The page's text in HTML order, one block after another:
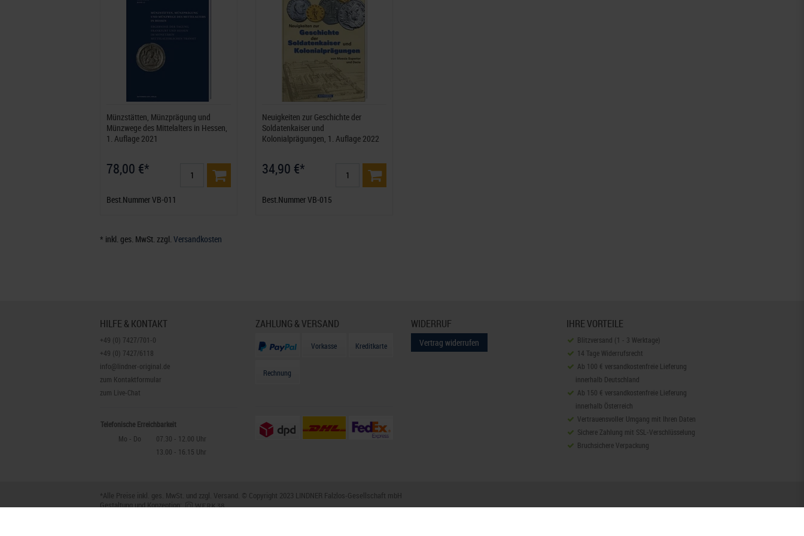
Münzstätten, Münzprägung und
Münzwege des Mittelalters in Hessen,
1. Auflage 2021
78,00 €*
Best.Nummer VB-011
Neuigkeiten zur Geschichte der
Soldatenkaiser und
Kolonialprägungen, 1. Auflage 2022
34,90 €*
Best.Nummer VB-015
* inkl. ges. MwSt. zzgl. Versandkosten
HILFE & KONTAKT
+49 (0) 7427/701-0
+49 (0) 7427/6118
info@lindner-original.de
zum Kontaktformular
zum Live-Chat
Telefonische Erreichbarkeit
Mo - Do
07.30 - 12.00 Uhr
13.00 - 16.15 Uhr
ZAHLUNG & VERSAND
Vorkasse Kreditkarte
Rechnung
WIDERRUF
Vertrag widerrufen
IHRE VORTEILE
Blitzversand (1 - 3 Werktage)
14 Tage Widerrufsrecht
Ab 100 € versandkostenfreie Lieferung
innerhalb Deutschland
Ab 150 € versandkostenfreie Lieferung
innerhalb Österreich
Vertrauensvoller Umgang mit Ihren Daten
Sichere Zahlung mit SSL-Verschlüsselung
Bruchsichere Verpackung
*Alle Preise inkl. ges. MwSt. und zzgl. Versand. © Copyright 2023 LINDNER Falzlos-Gesellschaft mbH
Gestaltung und Konzeption: